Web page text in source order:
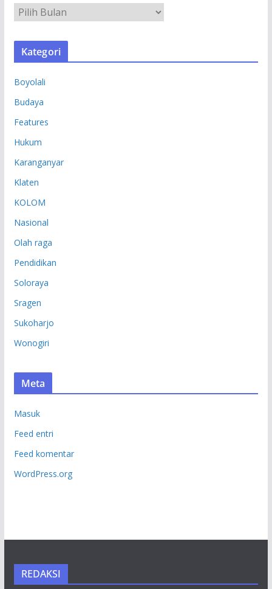
R
S
Kategori
Boyolali
Budaya
Features
Hukum
Karanganyar
Klaten
KOLOM
Nasional
Olah raga
Pendidikan
Soloraya
Sragen
Sukoharjo
Wonogiri
Meta
Masuk
Feed entri
Feed komentar
WordPress.org
REDAKSI